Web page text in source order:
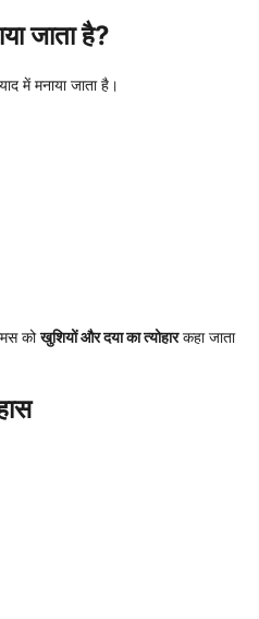
जाता है?
में मनाया जाता है।
कोखुशियों और दया का त्योहारकहा जाता